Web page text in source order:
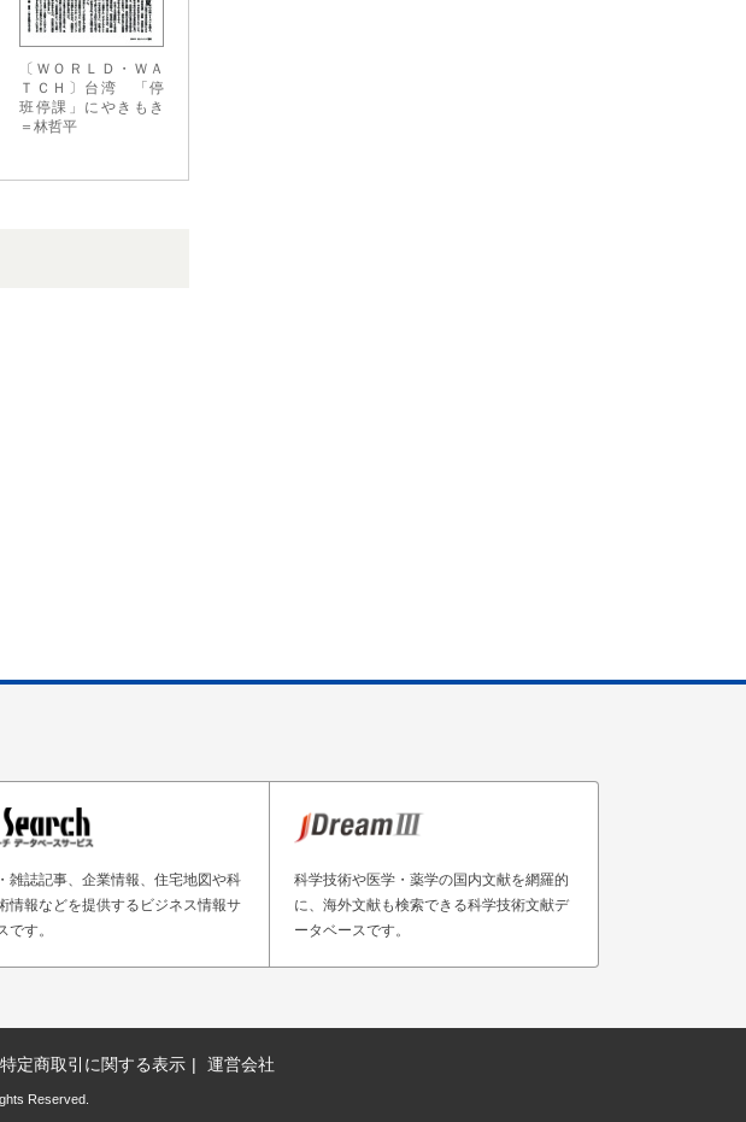
〔ＷＯＲＬＤ・ＷＡ
ＴＣＨ〕台湾 「停
班停課」にやきもき
＝林哲平
雑誌記事、企業情報、住宅地図や科
情報などを提供するビジネス情報サ
です。
科学技術や医学・薬学の国内文献を網羅的
に、海外文献も検索できる科学技術文献デ
ータベースです。
特定商取引に関する表示 運営会社
Reserved.